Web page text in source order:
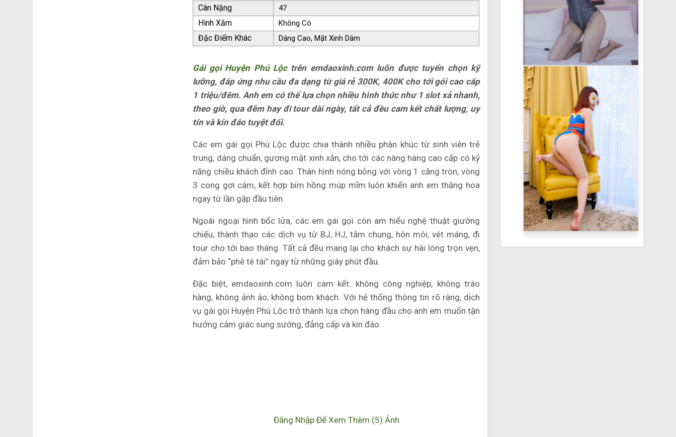
Cân Nặng 47
Hình Xăm Không Có
Đặc Điểm Khác Dáng Cao, Mặt Xinh Dâm
Gái gọi Huyện Phú Lộctrên emdaoxinh.com luôn được tuyển chọn kỹ
lưỡng, đáp ứng nhu cầu đa dạng từ giá rẻ 300K, 400K cho tới gói cao cấp
1 triệu/đêm. Anh em có thể lựa chọn nhiều hình thức như 1 slot xả nhanh,
theo giờ, qua đêm hay đi tour dài ngày, tất cả đều cam kết chất lượng, uy
tín và kín đáo tuyệt đối.
Các em gái gọi Phú Lộc được chia thành nhiều phân khúc từ sinh viên trẻ
trung, dáng chuẩn, gương mặt xinh xắn, cho tới các nàng hàng cao cấp có kỹ
năng chiều khách đỉnh cao. Thân hình nóng bỏng với vòng 1 căng tròn, vòng
3 cong gợi cảm, kết hợp bím hồng múp mĩm luôn khiến anh em thăng hoa
ngay từ lần gặp đầu tiên.
Ngoài ngoại hình bốc lửa, các em gái gọi còn am hiểu nghệ thuật giường
chiếu, thành thạo các dịch vụ từ BJ, HJ, tắm chung, hôn môi, vét máng, đi
tour cho tới bao tháng. Tất cả đều mang lại cho khách sự hài lòng trọn vẹn,
đảm bảo “phê tê tái” ngay từ những giây phút đầu.
Đặc biệt, emdaoxinh.com luôn cam kết: không công nghiệp, không tráo
hàng, không ảnh ảo, không bom khách. Với hệ thống thông tin rõ ràng, dịch
vụ gái gọi Huyện Phú Lộc trở thành lựa chọn hàng đầu cho anh em muốn tận
hưởng cảm giác sung sướng, đẳng cấp và kín đáo.
Đăng Nhập Để Xem Thêm (5) Ảnh